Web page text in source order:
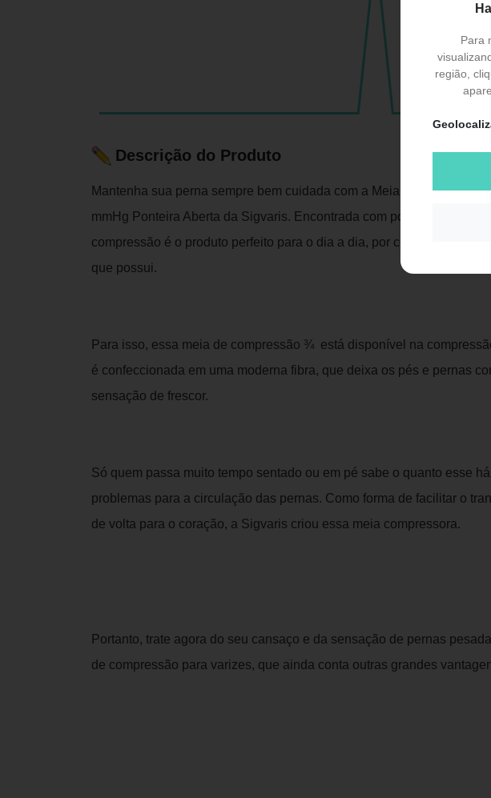
Para
região,
Descrição do Produto
Mantenha sua perna sempre bem cuidada com a Meia ¾ Panturrilha
mmHg Ponteira Aberta da Sigvaris. Encontrada com ponteira aberta,
compressão é o produto perfeito para o dia a dia, por conta do visual
que possui.
Para isso, essa meia de compressão ¾ está disponível na
é confeccionada em uma moderna fibra, que deixa os pés e pernas
sensação de frescor.
Só quem passa muito tempo sentado ou em pé sabe o quanto esse
problemas para a circulação das pernas. Como forma de facilitar o
de volta para o coração, a Sigvaris criou essa meia compressora.
Portanto, trate agora do seu cansaço e da sensação de pernas
de compressão para varizes, que ainda conta outras grandes